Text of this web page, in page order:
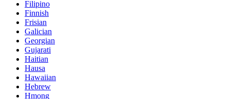
Filipino
Finnish
Frisian
Galician
Georgian
Gujarati
Haitian
Hausa
Hawaiian
Hebrew
Hmong